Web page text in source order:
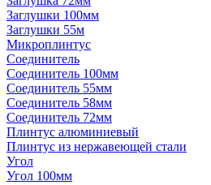
Заглушки 100мм
Заглушки 55м
Микроплинтус
Соединитель
Соединитель 100мм
Соединитель 55мм
Соединитель 58мм
Соединитель 72мм
Плинтус алюминиевый
Плинтус из нержавеющей стали
Угол
Угол 100мм